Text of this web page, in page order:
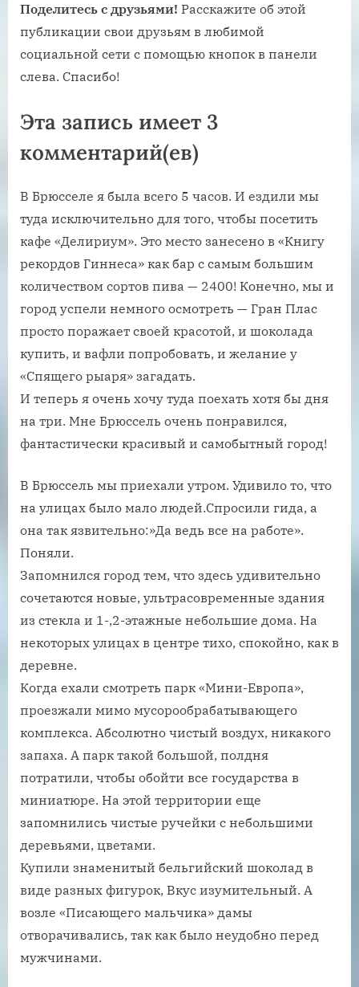
Поделитесь с друзьями! Расскажите об этой
публикации свои друзьям в любимой
социальной сети с помощью кнопок в панели
слева. Спасибо!
Эта запись имеет 3
комментарий(ев)
В Брюсселе я была всего 5 часов. И ездили мы
туда исключительно для того, чтобы посетить
кафе «Делириум». Это место занесено в «Книгу
рекордов Гиннеса» как бар с самым большим
количеством сортов пива — 2400! Конечно, мы и
город успели немного осмотреть — Гран Плас
просто поражает своей красотой, и шоколада
купить, и вафли попробовать, и желание у
«Спящего рыаря» загадать.
И теперь я очень хочу туда поехать хотя бы дня
на три. Мне Брюссель очень понравился,
фантастически красивый и самобытный город!
В Брюссель мы приехали утром. Удивило то, что
на улицах было мало людей.Спросили гида, а
она так язвительно:»Да ведь все на работе».
Поняли.
Запомнился город тем, что здесь удивительно
сочетаются новые, ультрасовременные здания
из стекла и 1-,2-этажные небольшие дома. На
некоторых улицах в центре тихо, спокойно, как в
деревне.
Когда ехали смотреть парк «Мини-Европа»,
проезжали мимо мусорообрабатывающего
комплекса. Абсолютно чистый воздух, никакого
запаха. А парк такой большой, полдня
потратили, чтобы обойти все государства в
миниатюре. На этой территории еще
запомнились чистые ручейки с небольшими
деревьями, цветами.
Купили знаменитый бельгийский шоколад в
виде разных фигурок, Вкус изумительный. А
возле «Писающего мальчика» дамы
отворачивались, так как было неудобно перед
мужчинами.